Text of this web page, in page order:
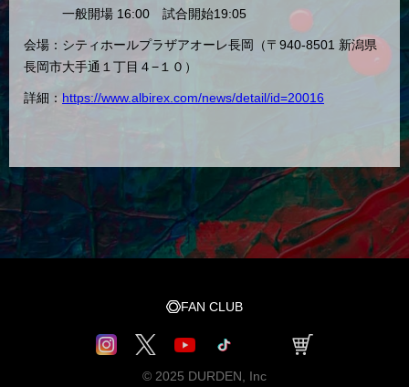
一般開場 16:00 試合開始19:05
会場：シティホールプラザアオーレ長岡（〒940-8501 新潟県
長岡市大手通１丁目４−１０）
詳細： https://www.albirex.com/news/detail/id=20016
FAN CLUB
© 2025 DURDEN, Inc